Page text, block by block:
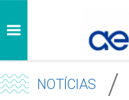
NOTÍCIAS